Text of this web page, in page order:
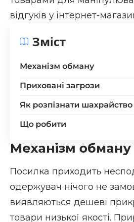
відгуків у інтернет-
Зміст
Механізм обману
Приховані загрози
Як розпізнати шахрайство
Що робити
Механізм обману
Посилка приходить
одержувач нічого не
виявляються дешеві
товари низької якості.